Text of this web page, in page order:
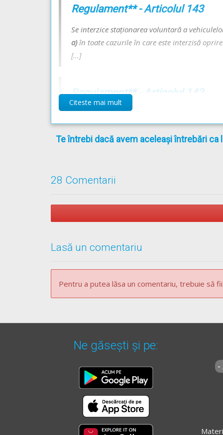
Regulament** - Articolul 143
Se interzice staţionarea voluntară a
a)în toate cazurile în care este interzisă
[...]
Regulament** - Articolul 142
Se interzice oprirea voluntară a vehiculelor:
[...]
j)pe sectoarele de drum unde sunt instalate
** Regulament =REGULAMENT de aplicare a
Citeste mai mult
Te întrebi dacă avem aceleași întrebări ca
28 Comentarii
Lasă un comentariu
Pentru a putea lăsa un comentariu, trebuie să
Ne găsești și pe:
-